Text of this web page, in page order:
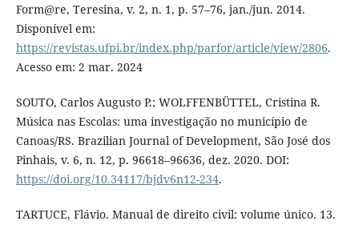
Form@re, Teresina, v. 2, n. 1, p. 57–76, jan./jun. 2014.
Disponível em:
https://revistas.ufpi.br/index.php/parfor/article/view/2806.
Acesso em: 2 mar. 2024
SOUTO, Carlos Augusto P.; WOLFFENBÜTTEL, Cristina R.
Música nas Escolas: uma investigação no município de
Canoas/RS. Brazilian Journal of Development, São José dos
Pinhais, v. 6, n. 12, p. 96618–96636, dez. 2020. DOI:
https://doi.org/10.34117/bjdv6n12-234.
TARTUCE, Flávio. Manual de direito civil: volume único. 13.